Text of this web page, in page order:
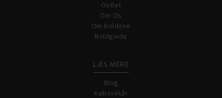
Outlet
Om Os
Om Boldene
Boldguide
LÆS MERE
Blog
Købsvilkår